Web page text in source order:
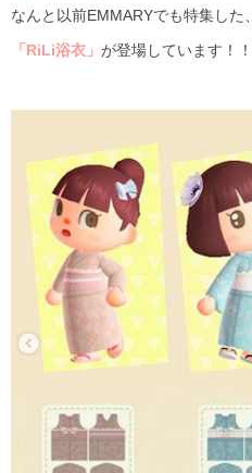
なんと以前EMMARYでも特集した、
「 RiLi浴衣」 が登場しています！！